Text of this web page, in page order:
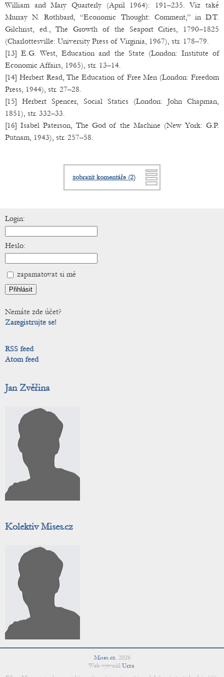
William and Mary Quarterly (April 1964): 191–235. Viz také
Murray N. Rothbard, “Economic Thought: Comment,” in D.T.
Gilchrist, ed., The Growth of the Seaport Cities, 1790–1825
(Charlottesville: University Press of Virginia, 1967), str. 178–79.
[13] E.G. West, Education and the State (London: Institute of
Economic Affairs, 1965), str. 13–14.
[14] Herbert Read, The Education of Free Men (London: Freedom
Press, 1944), str. 27–28.
[15] Herbert Spencer, Social Statics (London: John Chapman,
1851), str. 332–33.
[16] Isabel Paterson, The God of the Machine (New York: G.P.
Putnam, 1943), str. 257–58.
zobrazit komentáře (2)
Login:
Heslo:
zapamatovat si mě
Nemáte zde účet?
Zaregistrujte se!
RSS feed
Atom feed
Jan Zvěřina
Kolektiv Mises.cz
Mises.cz, 2026
Web vytvořil Urza.